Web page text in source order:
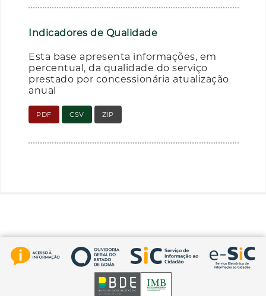
Indicadores de Qualidade
Esta base apresenta informações, em
percentual, da qualidade do serviço
prestado por concessionária atualização
anual
PDF CSV ZIP